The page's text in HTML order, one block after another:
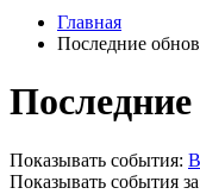
Главная
Последние
Показывать события:
Показывать события